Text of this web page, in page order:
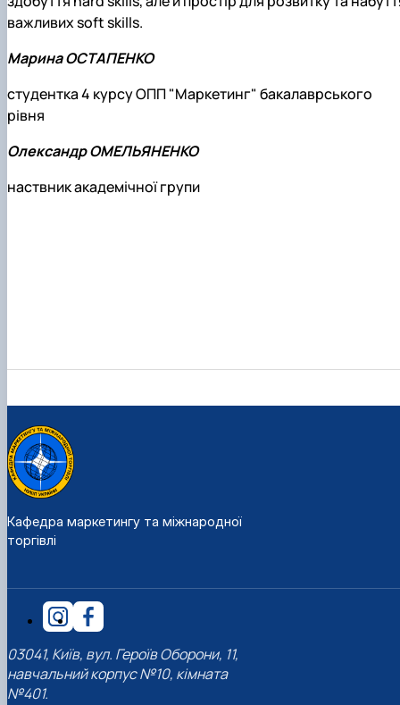
важливих soft skills.
Марина ОСТАПЕНКО
студентка 4 курсу ОПП "Маркетинг" бакалаврського
рівня
Олександр ОМЕЛЬЯНЕНКО
наствник академічної групи
Кафедра маркетингу та міжнародної
торгівлі
03041, Київ, вул. Героїв Оборони, 11,
навчальний корпус №10, кімната
№401.